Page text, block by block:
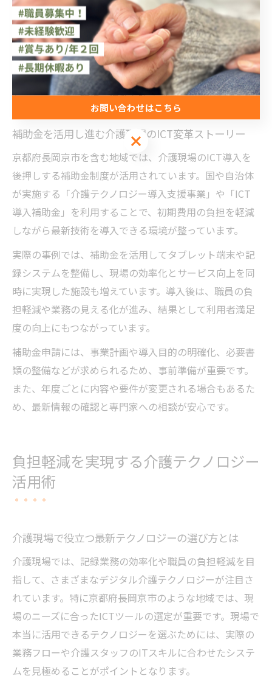
きる体制が整い、現場の生産性が向上しています。
ただし、新しい技術の導入にあたっては「機器の使い方
に慣れるまでの時間」「利用者や家族への説明と理解促
進」が重要となります。段階的な導入と丁寧なコミュニ
ケーションが、現場の混乱を防ぐポイントです。
補助金を活用し進む介護現場のICT変革ストーリー
京都府長岡京市を含む地域では、介護現場のICT導入を
後押しする補助金制度が活用されています。国や自治体
が実施する「介護テクノロジー導入支援事業」や「ICT
導入補助金」を利用することで、初期費用の負担を軽減
しながら最新技術を導入できる環境が整っています。
実際の事例では、補助金を活用してタブレット端末や記
録システムを整備し、現場の効率化とサービス向上を同
時に実現した施設も増えています。導入後は、職員の負
担軽減や業務の見える化が進み、結果として利用者満足
度の向上にもつながっています。
補助金申請には、事業計画や導入目的の明確化、必要書
類の整備などが求められるため、事前準備が重要です。
また、年度ごとに内容や要件が変更される場合もあるた
め、最新情報の確認と専門家への相談が安心です。
負担軽減を実現する介護テクノロジー
活用術
介護現場で役立つ最新テクノロジーの選び方とは
介護現場では、記録業務の効率化や職員の負担軽減を目
指して、さまざまなデジタル介護テクノロジーが注目さ
れています。特に京都府長岡京市のような地域では、現
場のニーズに合ったICTツールの選定が重要です。現場で
本当に活用できるテクノロジーを選ぶためには、実際の
業務フローや介護スタッフのITスキルに合わせたシステ
ムを見極めることがポイントとなります。
お問い合わせはこちら
お問い合わせはこちら